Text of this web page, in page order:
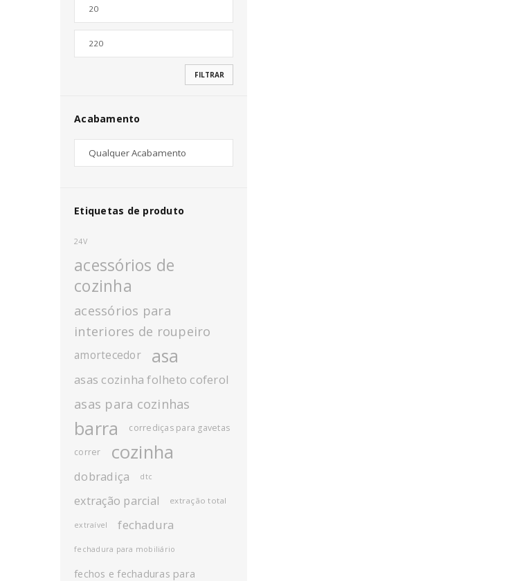
*
INICIAR SESSÃO
FILTRAR
Acabamento
Etiquetas de produto
24V
acessórios de
cozinha
acessórios para
interiores de roupeiro
amortecedor asa
asas cozinha folheto coferol
asas para cozinhas
barra corrediças para gavetas
correr cozinha
dobradiça dtc
extração parcial extração total
extraível fechadura
fechadura para mobiliário
fechos e fechaduras para